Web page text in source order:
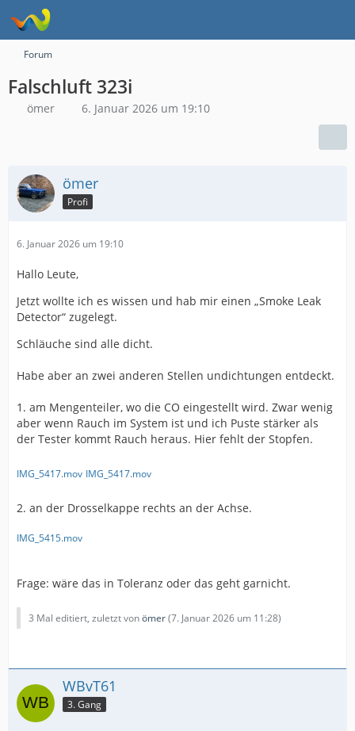
Forum
Falschluft 323i
ömer 6. Januar 2026 um 19:10
ömer
Profi
6. Januar 2026 um 19:10
Hallo Leute,
Jetzt wollte ich es wissen und hab mir einen „Smoke Leak
Detector“ zugelegt.
Schläuche sind alle dicht.
Habe aber an zwei anderen Stellen undichtungen entdeckt.
1. am Mengenteiler, wo die CO eingestellt wird. Zwar wenig
aber wenn Rauch im System ist und ich Puste stärker als
der Tester kommt Rauch heraus. Hier fehlt der Stopfen.
IMG_5417.mov IMG_5417.mov
2. an der Drosselkappe rechts an der Achse.
IMG_5415.mov
Frage: wäre das in Toleranz oder das geht garnicht.
3 Mal editiert, zuletzt vonömer(7. Januar 2026 um 11:28)
WBvT61
3. Gang